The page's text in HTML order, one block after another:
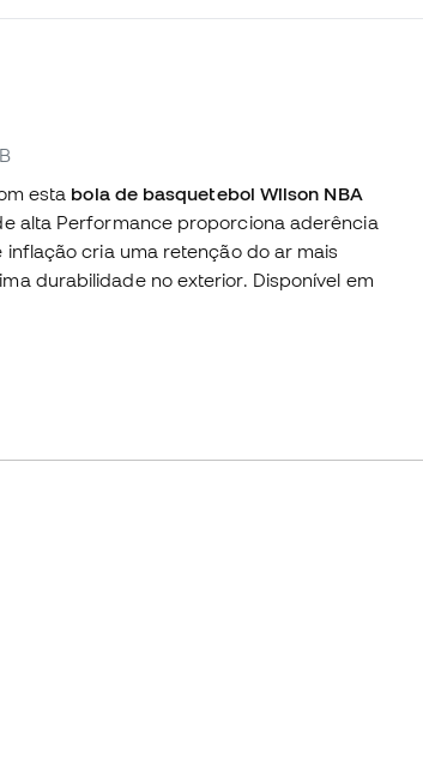
esta bola de basquetebol Wilson NBA
alta Performance proporciona aderência
cria uma retenção do ar mais
durabilidade no exterior. Disponível em